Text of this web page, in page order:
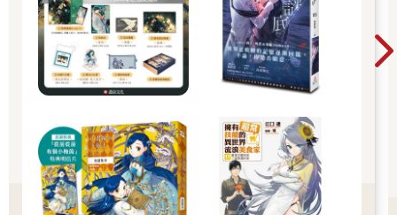
早已衝向前的莊天然只差一步便能抓住她，但門仍在他面前重重
地關上。
他毫無猶豫地拉開門，房間內卻空蕩蕩，沒有哭聲，沒有笑聲，
空無一人。
李哥跟在莊天然身後目睹這一切，瞠大眼，菸灰都掉在地上了還
「怎麼回事？那個女人……幻覺吧？」
莊天然沉默不語，握緊拳頭，一拳搥在門板上。
即使一切都像是幻覺，莊天然心裡也十分清楚，這裡的確曾經有
個人，因為這個該死的遊戲，就此喪命。
莊天然抬頭，猛然轉身，在他身後的李哥猝不及防被撞了一把，